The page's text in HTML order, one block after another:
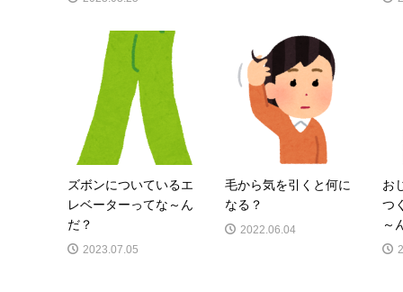
ズボンについているエ
レベーターってな～ん
だ？
2023.07.05
毛から気を引くと何に
なる？
2022.06.04
お
つ
～